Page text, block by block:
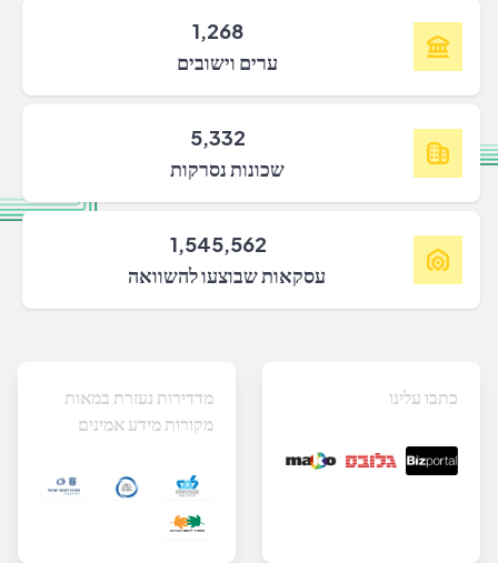
1,268
ערים וישובים
5,332
שכונות נסרקות
1,545,562
עסקאות שבוצעו להשוואה
מדדירות נעזרת במאות
מקורות מידע אמינים
כתבו עלינו